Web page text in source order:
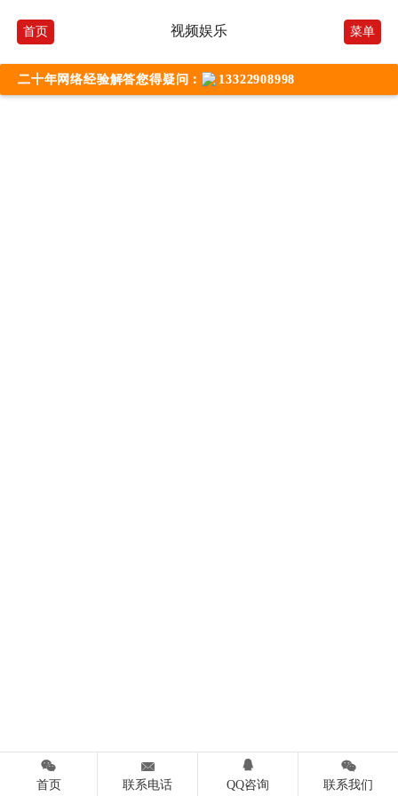
首页 视频娱乐 菜单
二十年网络经验解答您得疑问： 13322908998

首页

联系电话

QQ咨询

联系我们